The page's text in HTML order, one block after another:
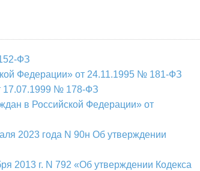
ФЗ
Федерации» от 24.11.1995 № 181-ФЗ
17.07.1999 № 178-ФЗ
в Российской Федерации» от
2023 года N 90н Об утверждении
2013 г. N 792 «Об утверждении Кодекса